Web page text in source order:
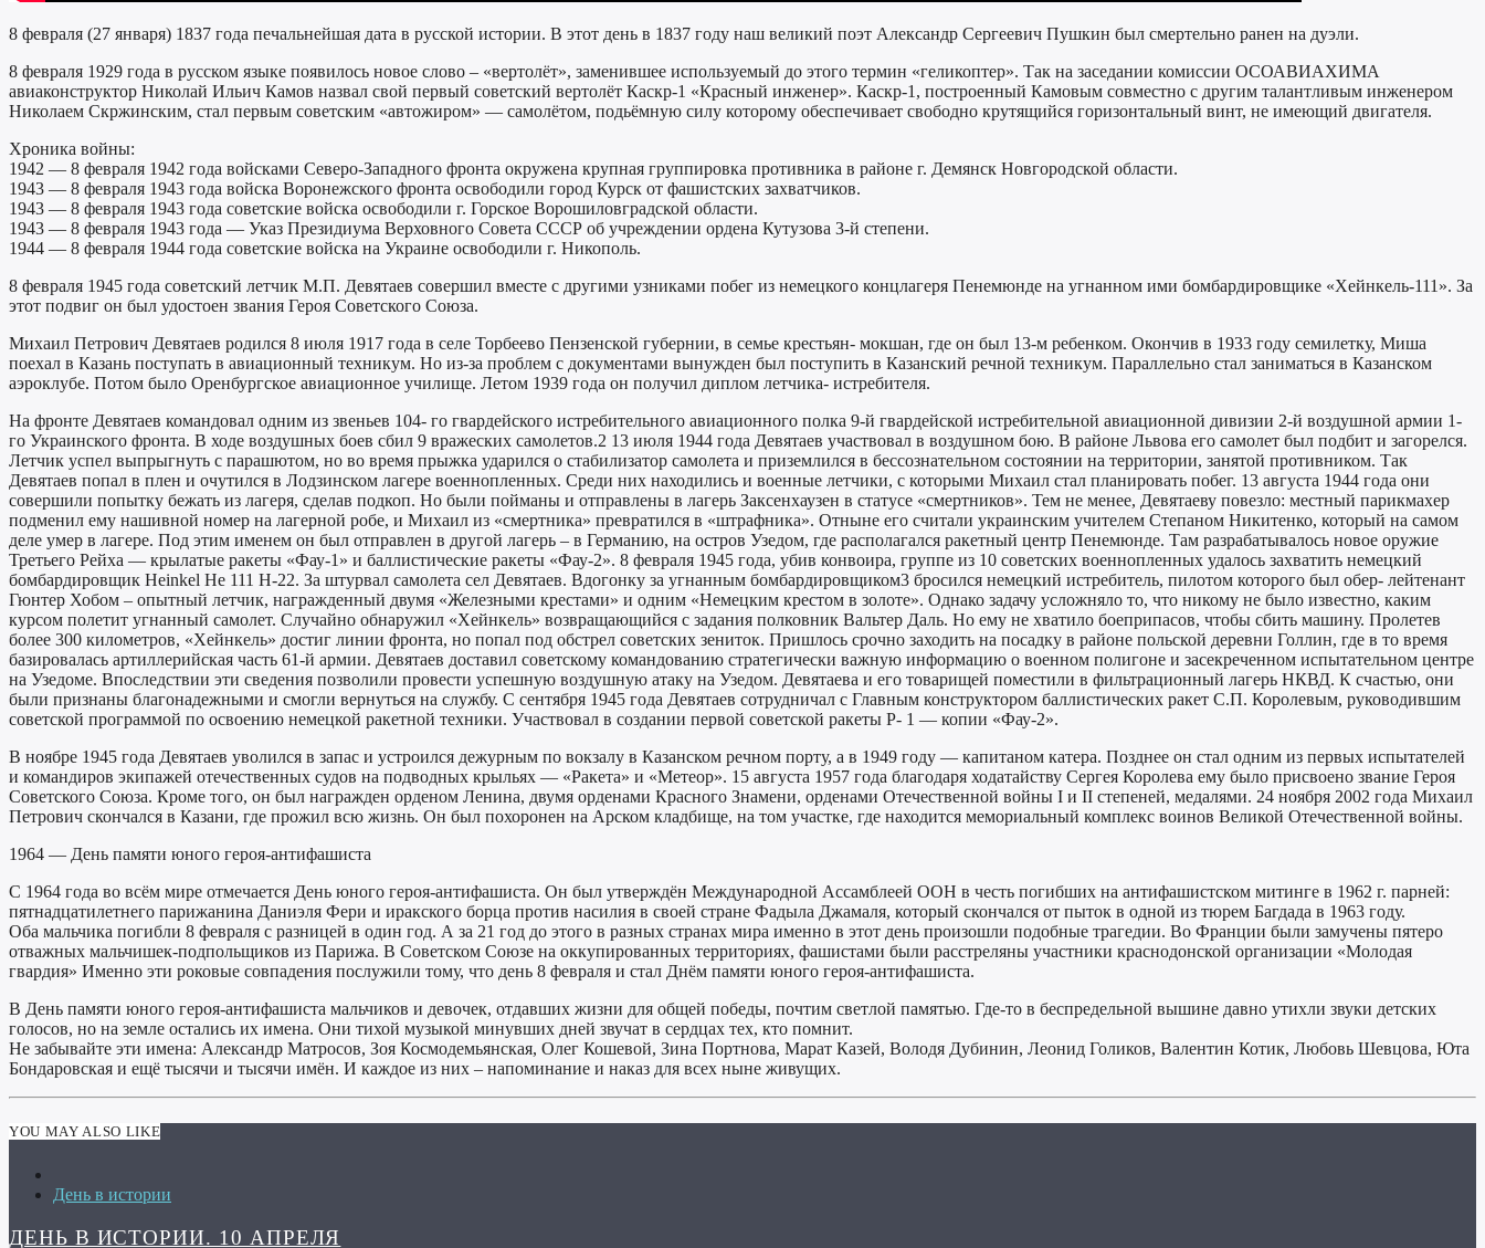
8 февраля (27 января) 1837 года печальнейшая дата в русской истории. В этот день в 1837 году наш великий поэт Александр Сергеевич Пушкин был смертельно ранен на дуэли.
8 февраля 1929 года в русском языке появилось новое слово – «вертолёт», заменившее используемый до этого термин «геликоптер». Так на заседании комиссии ОСОАВИАХИМА
авиаконструктор Николай Ильич Камов назвал свой первый советский вертолёт Каскр-1 «Красный инженер». Каскр-1, построенный Камовым совместно с другим талантливым инженером
Николаем Скржинским, стал первым советским «автожиром» — самолётом, подьёмную силу которому обеспечивает свободно крутящийся горизонтальный винт, не имеющий двигателя.
Хроника войны:
1942 — 8 февраля 1942 года войсками Северо-Западного фронта окружена крупная группировка противника в районе г. Демянск Новгородской области.
1943 — 8 февраля 1943 года войска Воронежского фронта освободили город Курск от фашистских захватчиков.
1943 — 8 февраля 1943 года советские войска освободили г. Горское Ворошиловградской области.
1943 — 8 февраля 1943 года — Указ Президиума Верховного Совета СССР об учреждении ордена Кутузова 3-й степени.
1944 — 8 февраля 1944 года советские войска на Украине освободили г. Никополь.
8 февраля 1945 года советский летчик М.П. Девятаев совершил вместе с другими узниками побег из немецкого концлагеря Пенемюнде на угнанном ими бомбардировщике «Хейнкель-111». За
этот подвиг он был удостоен звания Героя Советского Союза.
Михаил Петрович Девятаев родился 8 июля 1917 года в селе Торбеево Пензенской губернии, в семье крестьян- мокшан, где он был 13-м ребенком. Окончив в 1933 году семилетку, Миша
поехал в Казань поступать в авиационный техникум. Но из-за проблем с документами вынужден был поступить в Казанский речной техникум. Параллельно стал заниматься в Казанском
аэроклубе. Потом было Оренбургское авиационное училище. Летом 1939 года он получил диплом летчика- истребителя.
На фронте Девятаев командовал одним из звеньев 104- го гвардейского истребительного авиационного полка 9-й гвардейской истребительной авиационной дивизии 2-й воздушной армии 1-
го Украинского фронта. В ходе воздушных боев сбил 9 вражеских самолетов.2 13 июля 1944 года Девятаев участвовал в воздушном бою. В районе Львова его самолет был подбит и загорелся.
Летчик успел выпрыгнуть с парашютом, но во время прыжка ударился о стабилизатор самолета и приземлился в бессознательном состоянии на территории, занятой противником. Так
Девятаев попал в плен и очутился в Лодзинском лагере военнопленных. Среди них находились и военные летчики, с которыми Михаил стал планировать побег. 13 августа 1944 года они
совершили попытку бежать из лагеря, сделав подкоп. Но были пойманы и отправлены в лагерь Заксенхаузен в статусе «смертников». Тем не менее, Девятаеву повезло: местный парикмахер
подменил ему нашивной номер на лагерной робе, и Михаил из «смертника» превратился в «штрафника». Отныне его считали украинским учителем Степаном Никитенко, который на самом
деле умер в лагере. Под этим именем он был отправлен в другой лагерь – в Германию, на остров Узедом, где располагался ракетный центр Пенемюнде. Там разрабатывалось новое оружие
Третьего Рейха — крылатые ракеты «Фау-1» и баллистические ракеты «Фау-2». 8 февраля 1945 года, убив конвоира, группе из 10 советских военнопленных удалось захватить немецкий
бомбардировщик Heinkel He 111 H-22. За штурвал самолета сел Девятаев. Вдогонку за угнанным бомбардировщиком3 бросился немецкий истребитель, пилотом которого был обер- лейтенант
Гюнтер Хобом – опытный летчик, награжденный двумя «Железными крестами» и одним «Немецким крестом в золоте». Однако задачу усложняло то, что никому не было известно, каким
курсом полетит угнанный самолет. Случайно обнаружил «Хейнкель» возвращающийся с задания полковник Вальтер Даль. Но ему не хватило боеприпасов, чтобы сбить машину. Пролетев
более 300 километров, «Хейнкель» достиг линии фронта, но попал под обстрел советских зениток. Пришлось срочно заходить на посадку в районе польской деревни Голлин, где в то время
базировалась артиллерийская часть 61-й армии. Девятаев доставил советскому командованию стратегически важную информацию о военном полигоне и засекреченном испытательном центре
на Узедоме. Впоследствии эти сведения позволили провести успешную воздушную атаку на Узедом. Девятаева и его товарищей поместили в фильтрационный лагерь НКВД. К счастью, они
были признаны благонадежными и смогли вернуться на службу. С сентября 1945 года Девятаев сотрудничал с Главным конструктором баллистических ракет С.П. Королевым, руководившим
советской программой по освоению немецкой ракетной техники. Участвовал в создании первой советской ракеты Р- 1 — копии «Фау-2».
В ноябре 1945 года Девятаев уволился в запас и устроился дежурным по вокзалу в Казанском речном порту, а в 1949 году — капитаном катера. Позднее он стал одним из первых испытателей
и командиров экипажей отечественных судов на подводных крыльях — «Ракета» и «Метеор». 15 августа 1957 года благодаря ходатайству Сергея Королева ему было присвоено звание Героя
Советского Союза. Кроме того, он был награжден орденом Ленина, двумя орденами Красного Знамени, орденами Отечественной войны I и II степеней, медалями. 24 ноября 2002 года Михаил
Петрович скончался в Казани, где прожил всю жизнь. Он был похоронен на Арском кладбище, на том участке, где находится мемориальный комплекс воинов Великой Отечественной войны.
1964 — День памяти юного героя-антифашиста
С 1964 года во всём мире отмечается День юного героя-антифашиста. Он был утверждён Международной Ассамблеей ООН в честь погибших на антифашистском митинге в 1962 г. парней:
пятнадцатилетнего парижанина Даниэля Фери и иракского борца против насилия в своей стране Фадыла Джамаля, который скончался от пыток в одной из тюрем Багдада в 1963 году.
Оба мальчика погибли 8 февраля с разницей в один год. А за 21 год до этого в разных странах мира именно в этот день произошли подобные трагедии. Во Франции были замучены пятеро
отважных мальчишек-подпольщиков из Парижа. В Советском Союзе на оккупированных территориях, фашистами были расстреляны участники краснодонской организации «Молодая
гвардия» Именно эти роковые совпадения послужили тому, что день 8 февраля и стал Днём памяти юного героя-антифашиста.
В День памяти юного героя-антифашиста мальчиков и девочек, отдавших жизни для общей победы, почтим светлой памятью. Где-то в беспредельной вышине давно утихли звуки детских
голосов, но на земле остались их имена. Они тихой музыкой минувших дней звучат в сердцах тех, кто помнит.
Не забывайте эти имена: Александр Матросов, Зоя Космодемьянская, Олег Кошевой, Зина Портнова, Марат Казей, Володя Дубинин, Леонид Голиков, Валентин Котик, Любовь Шевцова, Юта
Бондаровская и ещё тысячи и тысячи имён. И каждое из них – напоминание и наказ для всех ныне живущих.
YOU MAY ALSO LIKE
День в истории
ДЕНЬ В ИСТОРИИ. 10 АПРЕЛЯ